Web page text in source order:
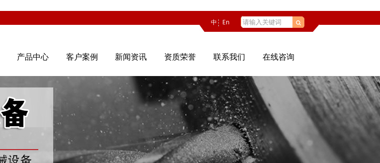
中 En
产品中心 客户案例 新闻资讯 资质荣誉 联系我们 在线咨询